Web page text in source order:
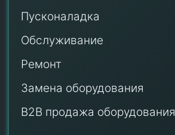
Пусконаладка
Обслуживание
Ремонт
Замена оборудования
B2B продажа оборудования